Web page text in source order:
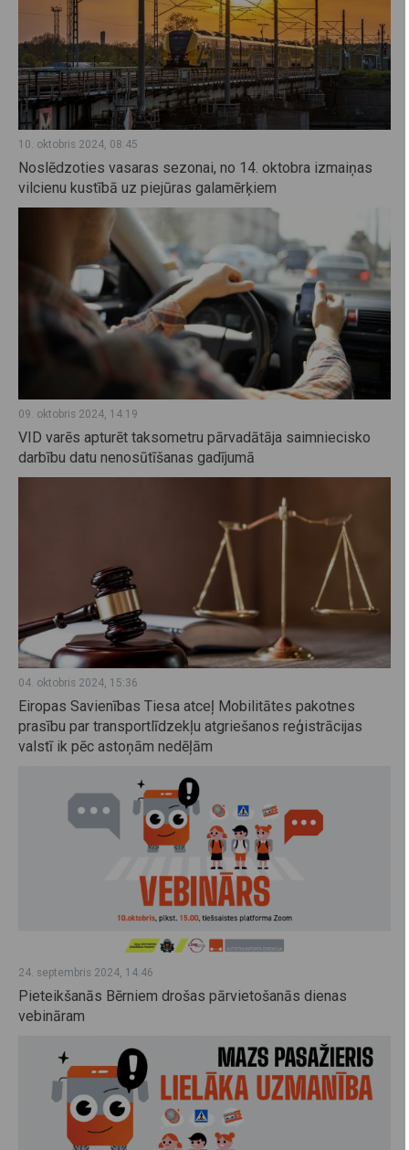
10. oktobris 2024, 08:45
Noslēdzoties vasaras sezonai, no 14. oktobra izmaiņas
vilcienu kustībā uz piejūras galamērķiem
09. oktobris 2024, 14:19
VID varēs apturēt taksometru pārvadātāja saimniecisko
darbību datu nenosūtīšanas gadījumā
04. oktobris 2024, 15:36
Eiropas Savienības Tiesa atceļ Mobilitātes pakotnes
prasību par transportlīdzekļu atgriešanos reģistrācijas
valstī ik pēc astoņām nedēļām
24. septembris 2024, 14:46
Pieteikšanās Bērniem drošas pārvietošanās dienas
vebināram